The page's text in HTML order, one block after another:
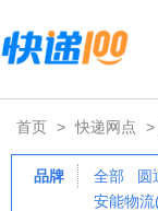
首页 > 快递网点 >
品牌 全部 圆
安能物流